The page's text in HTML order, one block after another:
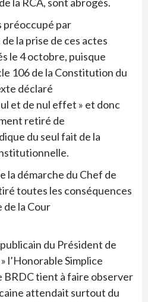
préoccupé par
la prise de ces actes
le 4 octobre, puisque
106 de la Constitution du
déclaré
et de nul effet » et donc
retiré de
du seul fait de la
la démarche du Chef de
tiré toutes les conséquences
de la Cour
du Président de
l’Honorable Simplice
BRDC tient à faire observer
attendait surtout du